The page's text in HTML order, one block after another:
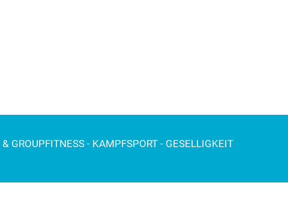
GROUPFITNESS - KAMPFSPORT - GESELLIGKEIT